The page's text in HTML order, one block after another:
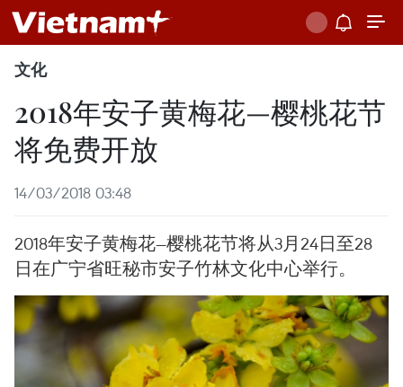
文化
2018年安子黄梅花—樱桃花节
将免费开放
14/03/2018 03:48
2018年安子黄梅花—樱桃花节将从3月24日至28
日在广宁省旺秘市安子竹林文化中心举行。